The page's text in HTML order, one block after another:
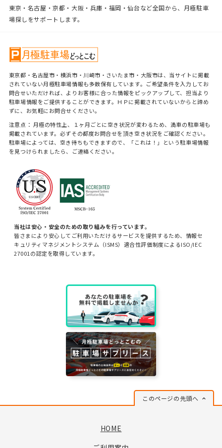
東京・名古屋・京都・大阪・兵庫・福岡・仙台など全国から、月極駐車
場探しをサポートします。
東京都・名古屋市・横浜市・川崎市・さいたま市・大阪市は、当サイトに掲載
されていない月極駐車場情報も多数保有しています。ご希望条件を入力してお
問合せいただければ、よりお客様に合った情報をピックアップして、担当より
駐車場情報をご提供することができます。ＨＰに掲載されていないからと諦め
ずに、お気軽にお問合せください。
注意点： 月極の特性上、１ヶ月ごとに空き状況が変わるため、満車の駐車場も
掲載されています。必ずその都度お問合せを頂き空き状況をご確認ください。
駐車場によっては、空き待ちもできますので、「これは！」という駐車場情報
を見つけられましたら、ご連絡ください。
当社は安心・安全のための取り組みを行っています。
皆さまにより安心してご利用いただけるサービスを提供するため、情報セ
キュリティマネジメントシステム（ISMS）適合性評価制度によるISO/IEC
27001の認定を取得しています。
このページの先頭へ
HOME